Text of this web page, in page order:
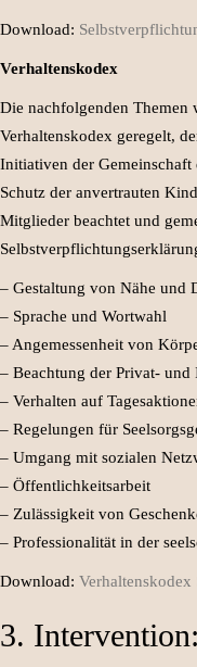
Download:
Verhaltenskodex
Die nachfolgenden Themen
Verhaltenskodex geregelt,
Initiativen der Gemeinschaft
Schutz der anvertrauten
Mitglieder beachtet und
– Gestaltung von Nähe und
– Sprache und Wortwahl
– Angemessenheit von
– Beachtung der Privat- und
– Verhalten auf
– Regelungen für
– Umgang mit sozialen
– Öffentlichkeitsarbeit
– Zulässigkeit von
– Professionalität in der
Download: Verhaltenskodex
3.